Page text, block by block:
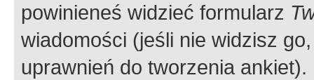
powinieneś widzieć formularz
wiadomości (jeśli nie widzisz
uprawnień do tworzenia